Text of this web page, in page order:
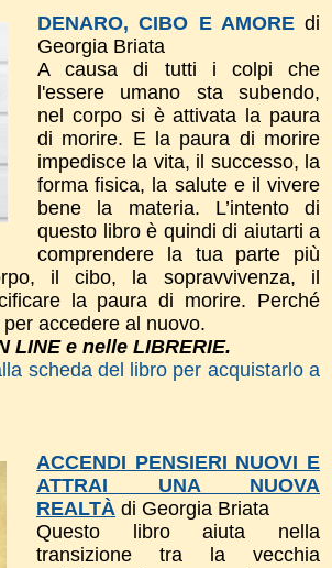
DENARO, CIBO E AMORE di
Georgia Briata
A causa di tutti i colpi che
l'essere umano sta subendo,
nel corpo si è attivata la paura
di morire. E la paura di morire
impedisce la vita, il successo, la
forma fisica, la salute e il vivere
bene la materia. L’intento di
questo libro è quindi di aiutarti a
comprendere la tua parte più
il cibo, la sopravvivenza, il
la paura di morire. Perché
accedere al nuovo.
LINE e nelle LIBRERIE.
scheda del libro per acquistarlo a
ACCENDI PENSIERI NUOVI E
ATTRAI UNA NUOVA
REALTÀ di Georgia Briata
Questo libro aiuta nella
transizione tra la vecchia